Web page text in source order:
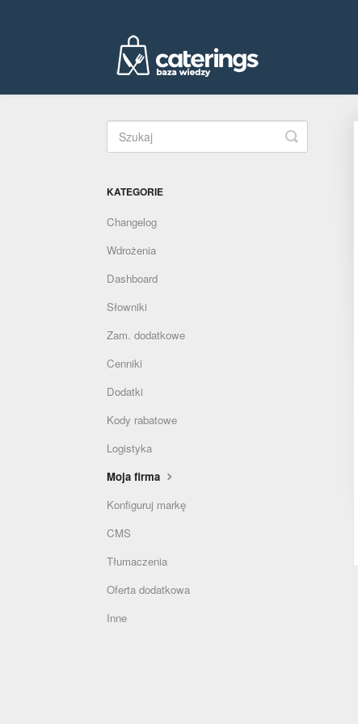
Toggle
Search
KATEGORIE
Changelog
Wdrożenia
Dashboard
Słowniki
Zam. dodatkowe
Cenniki
Dodatki
Kody rabatowe
Logistyka
Moja firma
Konfiguruj markę
CMS
Tłumaczenia
Oferta dodatkowa
Inne